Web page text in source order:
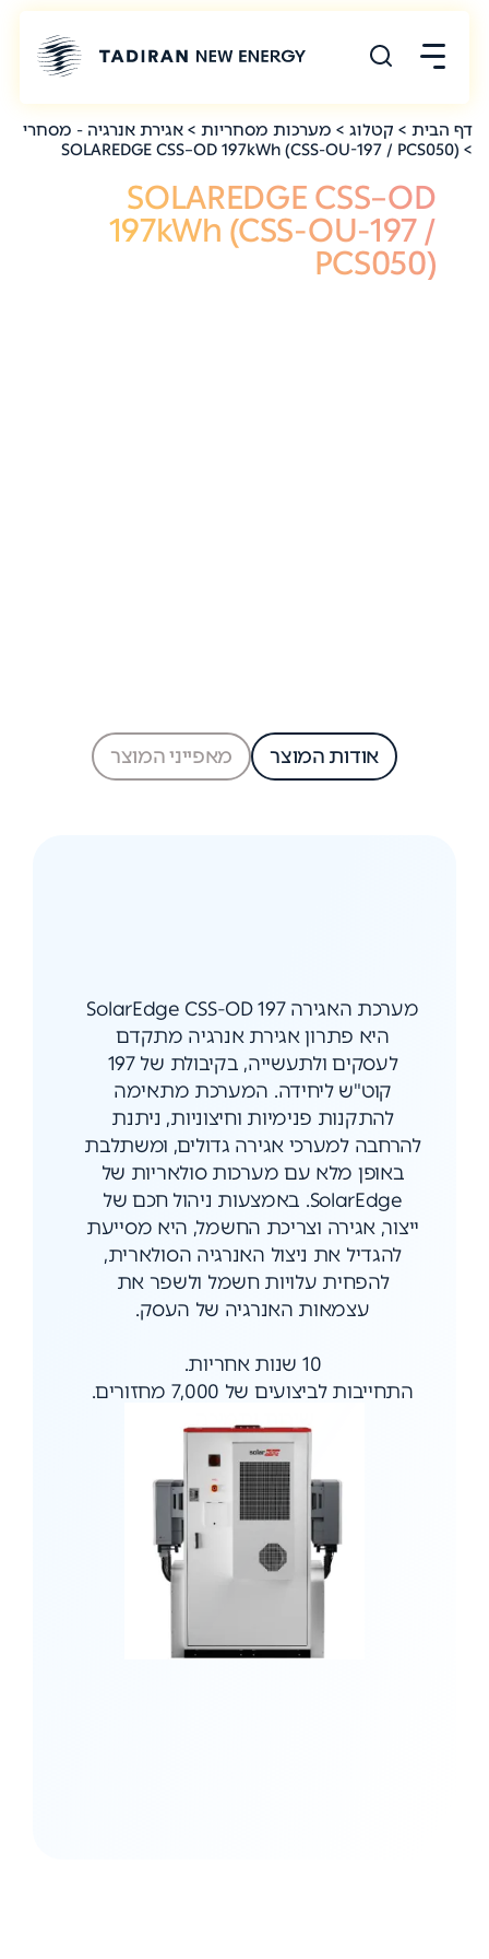
דף הבית > קטלוג > מערכות מסחריות > אגירת אנרגיה - מסחרי
> SOLAREDGE CSS–OD 197kWh (CSS-OU-197 / PCS050)
SOLAREDGE CSS–OD
197kWh (CSS-OU-197 /
PCS050)
אודות המוצר מאפייני המוצר
מערכת האגירה SolarEdge CSS-OD 197
היא פתרון אגירת אנרגיה מתקדם
לעסקים ולתעשייה, בקיבולת של 197
קוט"ש ליחידה. המערכת מתאימה
להתקנות פנימיות וחיצוניות, ניתנת
להרחבה למערכי אגירה גדולים, ומשתלבת
באופן מלא עם מערכות סולאריות של
SolarEdge. באמצעות ניהול חכם של
ייצור, אגירה וצריכת החשמל, היא מסייעת
להגדיל את ניצול האנרגיה הסולארית,
להפחית עלויות חשמל ולשפר את
עצמאות האנרגיה של העסק.
10 שנות אחריות.
התחייבות לביצועים של 7,000 מחזורים.
שירות ותמיכה.